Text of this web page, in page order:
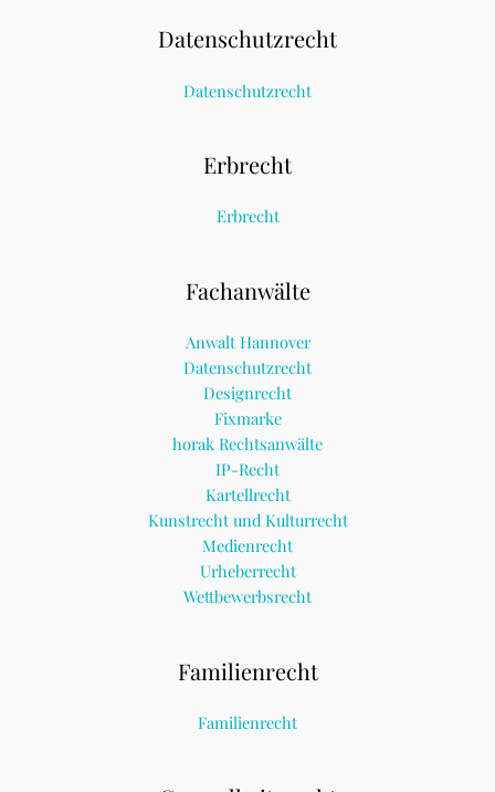
Datenschutzrecht
Datenschutzrecht
Erbrecht
Erbrecht
Fachanwälte
Anwalt Hannover
Datenschutzrecht
Designrecht
Fixmarke
horak Rechtsanwälte
IP-Recht
Kartellrecht
Kunstrecht und Kulturrecht
Medienrecht
Urheberrecht
Wettbewerbsrecht
Familienrecht
Familienrecht